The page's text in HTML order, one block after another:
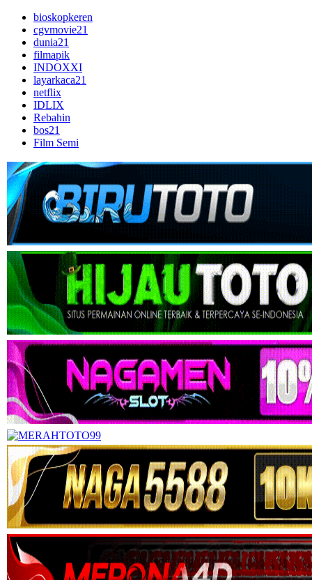
bioskopkeren
cgvmovie21
dunia21
filmapik
INDOXXI
layarkaca21
netflix
IDLIX
Rebahin
bos21
Film Semi